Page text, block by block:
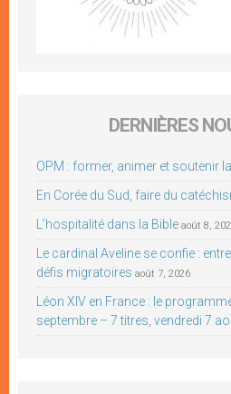
DERNIÈRES
OPM : former, animer et soutenir
En Corée du Sud, faire du
L’hospitalité dans la Bible août 8,
Le cardinal Aveline se confie :
défis migratoires août 7, 2026
Léon XIV en France : le
septembre – 7 titres, vendredi 7